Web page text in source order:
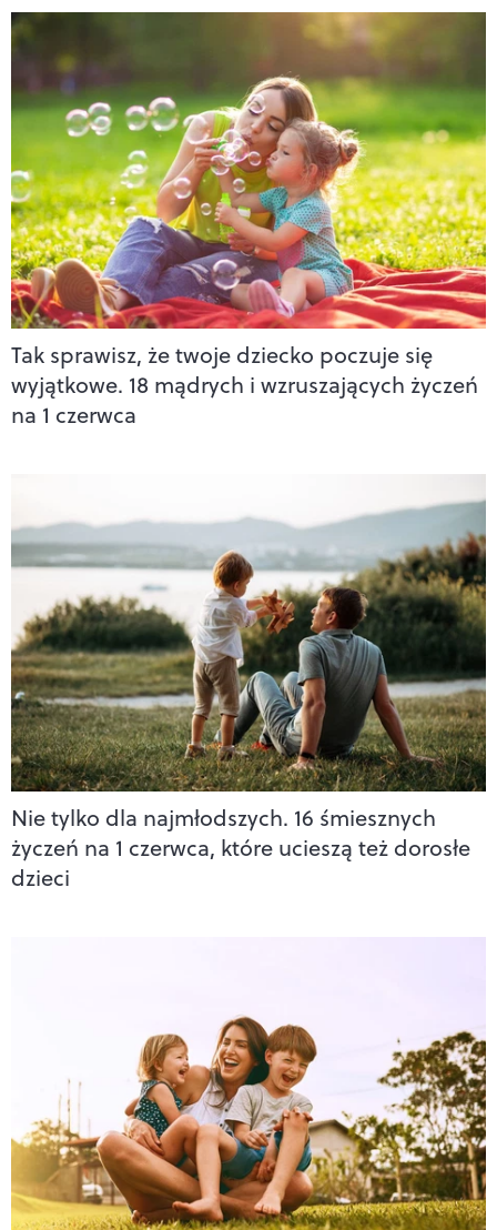
Tak sprawisz, że twoje dziecko poczuje się
wyjątkowe. 18 mądrych i wzruszających życzeń
na 1 czerwca
Nie tylko dla najmłodszych. 16 śmiesznych
życzeń na 1 czerwca, które ucieszą też dorosłe
dzieci